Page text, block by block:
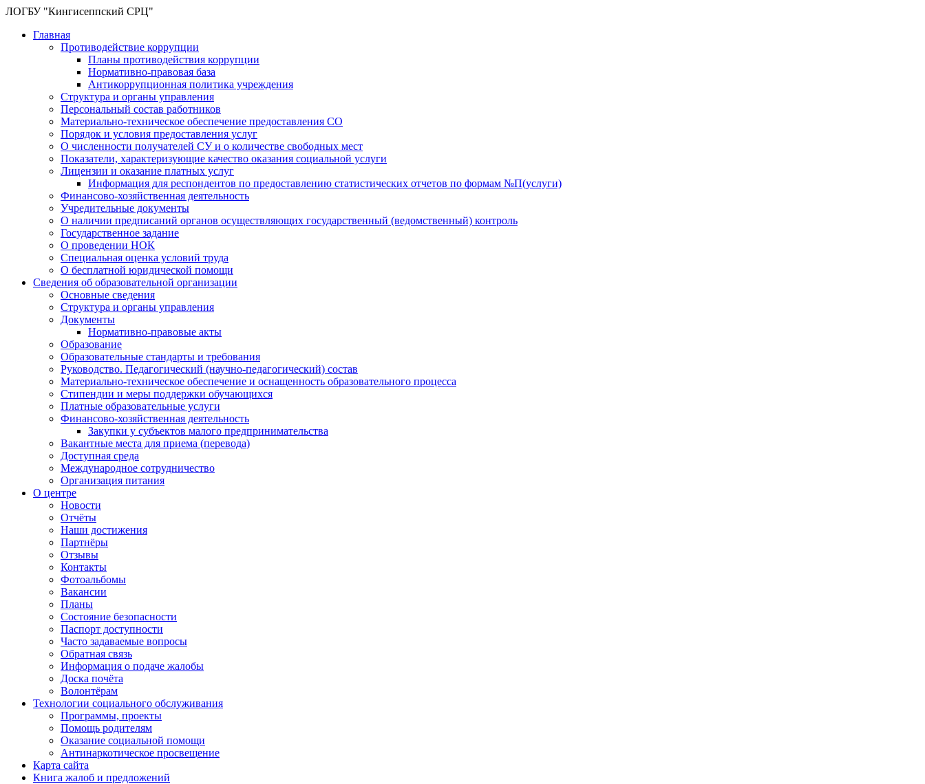
ЛОГБУ "Кингисеппский СРЦ"
Главная
Противодействие коррупции
Планы противодействия коррупции
Нормативно-правовая база
Антикоррупционная политика учреждения
Структура и органы управления
Персональный состав работников
Материально-техническое обеспечение предоставления СО
Порядок и условия предоставления услуг
О численности получателей СУ и о количестве свободных мест
Показатели, характеризующие качество оказания социальной услуги
Лицензии и оказание платных услуг
Информация для респондентов по предоставлению статистических отчетов по формам №П(услуги)
Финансово-хозяйственная деятельность
Учредительные документы
О наличии предписаний органов осуществляющих государственный (ведомственный) контроль
Государственное задание
О проведении НОК
Специальная оценка условий труда
О бесплатной юридической помощи
Сведения об образовательной организации
Основные сведения
Структура и органы управления
Документы
Нормативно-правовые акты
Образование
Образовательные стандарты и требования
Руководство. Педагогический (научно-педагогический) состав
Материально-техническое обеспечение и оснащенность образовательного процесса
Стипендии и меры поддержки обучающихся
Платные образовательные услуги
Финансово-хозяйственная деятельность
Закупки у субъектов малого предпринимательства
Вакантные места для приема (перевода)
Доступная среда
Международное сотрудничество
Организация питания
О центре
Новости
Отчёты
Наши достижения
Партнёры
Отзывы
Контакты
Фотоальбомы
Вакансии
Планы
Состояние безопасности
Паспорт доступности
Часто задаваемые вопросы
Обратная связь
Информация о подаче жалобы
Доска почёта
Волонтёрам
Технологии социального обслуживания
Программы, проекты
Помощь родителям
Оказание социальной помощи
Антинаркотическое просвещение
Карта сайта
Книга жалоб и предложений